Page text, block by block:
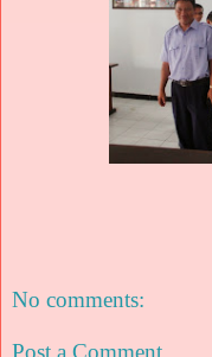
No comments:
Post a Comment